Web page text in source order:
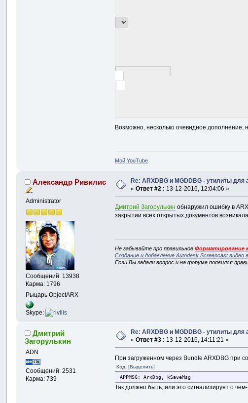
Возможно, несколько очевидное дополнение,
Мой YouTube
Александр Ривилис
Administrator
Сообщений: 13938
Карма: 1796
Рыцарь ObjectARX
Skype:
Re: ARXDBG и MGDDBG - утилиты для
«Ответ #2 : 13-12-2016, 12:04:06 »
Дмитрий Загорулькин обнаружил ошибку в
закрытии всех открытых документов
Не забывайте про правильноеФорматирование
Создание и добавление Autodesk Screencast
Если Вы задали вопрос и на форуме появился
Дмитрий
Загорулькин
ADN
Сообщений: 2531
Карма: 739
Re: ARXDBG и MGDDBG - утилиты для
«Ответ #3 : 13-12-2016, 14:11:21 »
При загруженном через Bundle ARXDBG при
Код:[Выделить]
APPMSG: ArxDbg, kSaveMsg
Так должно быть, или это сигнализирует о